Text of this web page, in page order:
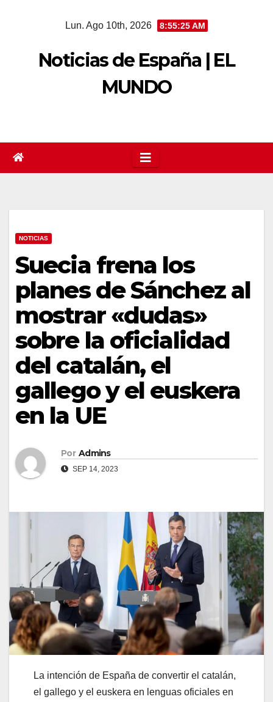
Lun. Ago 10th, 2026 8:55:25 AM
Noticias de España | EL
MUNDO
NOTICIAS
Suecia frena los
planes de Sánchez al
mostrar «dudas»
sobre la oficialidad
del catalán, el
gallego y el euskera
en la UE
Por Admins
SEP 14, 2023
La intención de España de convertir el catalán,
el gallego y el euskera en lenguas oficiales en